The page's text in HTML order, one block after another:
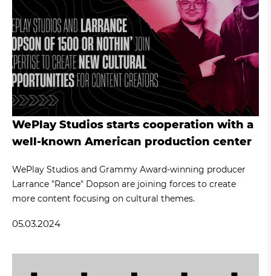
WePlay Studios starts cooperation with a
well-known American production center
WePlay Studios and Grammy Award-winning producer
Larrance "Rance" Dopson are joining forces to create
more content focusing on cultural themes.
05.03.2024